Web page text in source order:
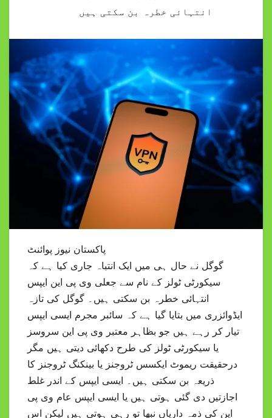
انتہائی خطرہ بن سکتی ہیں
پاکستان نیوز پوائنٹ
گوگل نے حال ہی میں ایک انتباہ جاری کیا ہے کہ
سیکورٹی ٹولز کے نام سے جعلی وی پی این ایپس
انتہائی خطرہ بن سکتی ہیں۔ گوگل کی تازہ
ایڈوائزری میں بتایا گیا ہے کہ سائبر مجرم ایسی ایپس
تیار کر رہے ہیں جو بظاہر معتبر وی پی این سروسز
یا سیکورٹی ٹولز کی طرح دکھائی دیتی ہیں مگر
درحقیقت ریموٹ ایکسس ٹروجنز یا بینکنگ ٹروجنز کا
ذریعہ بن سکتی ہیں۔ ایسی ایپس کے اندر غلط
اجازتیں دی گئی ہوتی ہیں یا ایسی ایپس عام وی پی
این کی ذمہ داریاں نبھا تو رہی ہوتی ہیں لیکن اس